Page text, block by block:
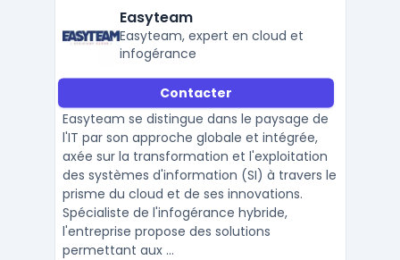
Easyteam
Easyteam, expert en cloud et
infogérance
Contacter
Easyteam se distingue dans le paysage de
l'IT par son approche globale et intégrée,
axée sur la transformation et l'exploitation
des systèmes d'information (SI) à travers le
prisme du cloud et de ses innovations.
Spécialiste de l'infogérance hybride,
l'entreprise propose des solutions
permettant aux ...